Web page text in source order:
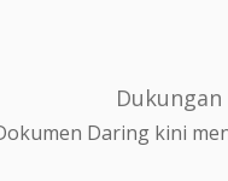
Dukungan
Daring kini